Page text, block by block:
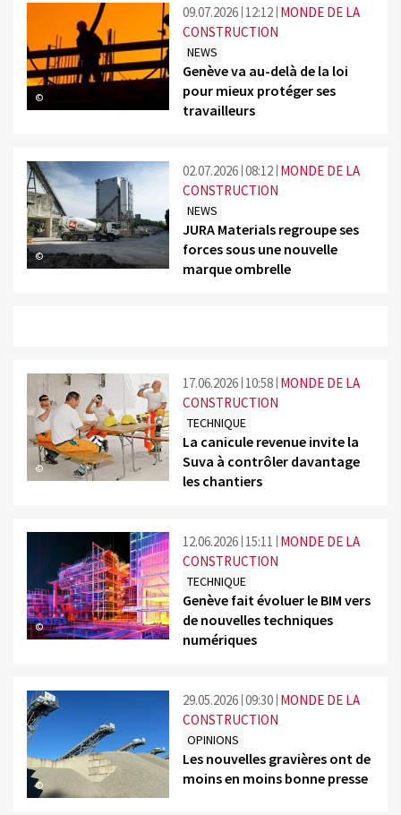
©
09.07.2026 12:12 MONDE DE LA
CONSTRUCTION
NEWS
Genève va au-delà de la loi
pour mieux protéger ses
travailleurs
©
02.07.2026 08:12 MONDE DE LA
CONSTRUCTION
NEWS
JURA Materials regroupe ses
forces sous une nouvelle
marque ombrelle
©
17.06.2026 10:58 MONDE DE LA
CONSTRUCTION
TECHNIQUE
La canicule revenue invite la
Suva à contrôler davantage
les chantiers
©
12.06.2026 15:11
MONDE DE LA
CONSTRUCTION
TECHNIQUE
Genève fait évoluer le BIM vers
de nouvelles techniques
numériques
©
29.05.2026 09:30 MONDE DE LA
CONSTRUCTION
OPINIONS
Les nouvelles gravières ont de
moins en moins bonne presse